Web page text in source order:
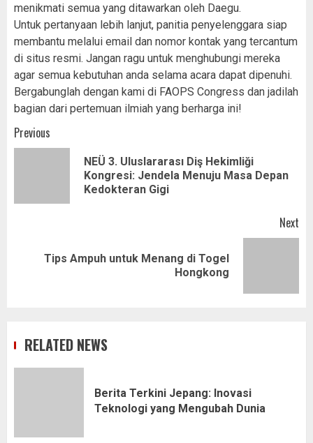
menikmati semua yang ditawarkan oleh Daegu.
Untuk pertanyaan lebih lanjut, panitia penyelenggara siap
membantu melalui email dan nomor kontak yang tercantum
di situs resmi. Jangan ragu untuk menghubungi mereka
agar semua kebutuhan anda selama acara dapat dipenuhi.
Bergabunglah dengan kami di FAOPS Congress dan jadilah
bagian dari pertemuan ilmiah yang berharga ini!
Post
navigation
Previous
NEÜ 3. Uluslararası Diş Hekimliği
Kongresi: Jendela Menuju Masa Depan
Kedokteran Gigi
Next
Tips Ampuh untuk Menang di Togel
Hongkong
RELATED NEWS
Berita Terkini Jepang: Inovasi
Teknologi yang Mengubah Dunia